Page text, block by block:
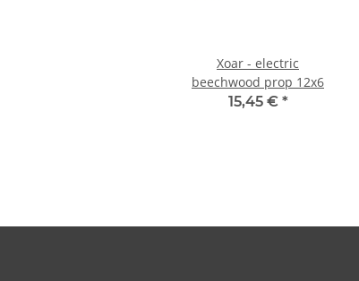
Xoar - electric
beechwood prop 12x6
15,45 € *